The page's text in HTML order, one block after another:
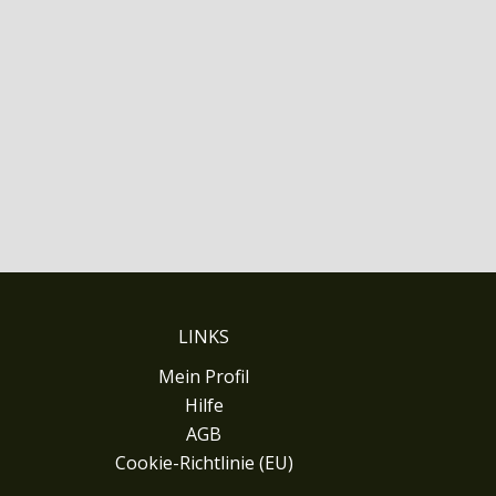
LINKS
Mein Profil
Hilfe
AGB
Cookie-Richtlinie (EU)